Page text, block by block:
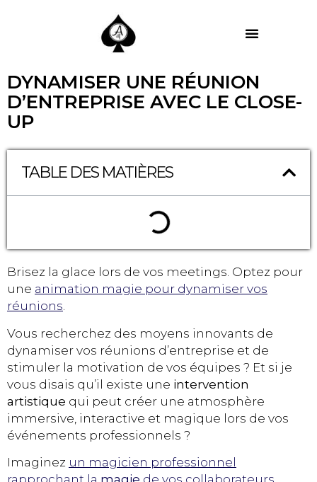
DYNAMISER UNE RÉUNION
D’ENTREPRISE AVEC LE CLOSE-
UP
TABLE DES MATIÈRES
Brisez la glace lors de vos meetings. Optez pour
une animation magie pour dynamiser vos
réunions.
Vous recherchez des moyens innovants de
dynamiser vos réunions d’entreprise et de
stimuler la motivation de vos équipes ? Et si je
vous disais qu’il existe une intervention
artistique qui peut créer une atmosphère
immersive, interactive et magique lors de vos
événements professionnels ?
Imaginez un magicien professionnel